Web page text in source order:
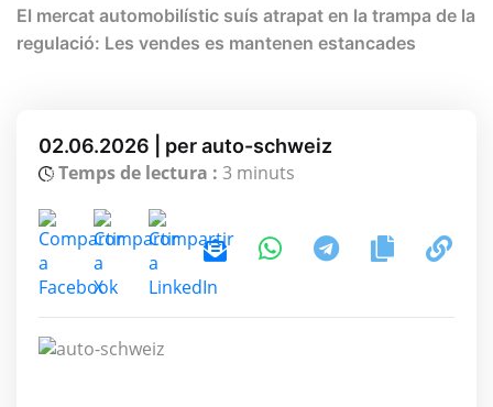
El mercat automobilístic suís atrapat en la trampa de la
regulació: Les vendes es mantenen estancades
02.06.2026 | per auto-schweiz
Temps de lectura : 3 minuts